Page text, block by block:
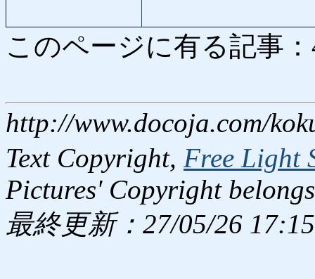
このページに有る記事
http://www.docoja.com/
Text Copyright, Free Light
Pictures' Copyright
最終更新：27/05/26 17:15